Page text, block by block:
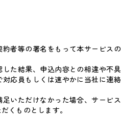
者等の署名をもって本サービスの
た結果、申込内容との相違や不具
応員もしくは速やかに当社に連絡
いただけなかった場合、サービス
くものとします。